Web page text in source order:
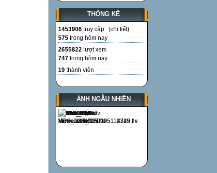
THỐNG KÊ
1453906 truy cập (chi tiết)
575 trong hôm nay
2655822 lượt xem
747 trong hôm nay
19 thành viên
ẢNH NGẪU NHIÊN